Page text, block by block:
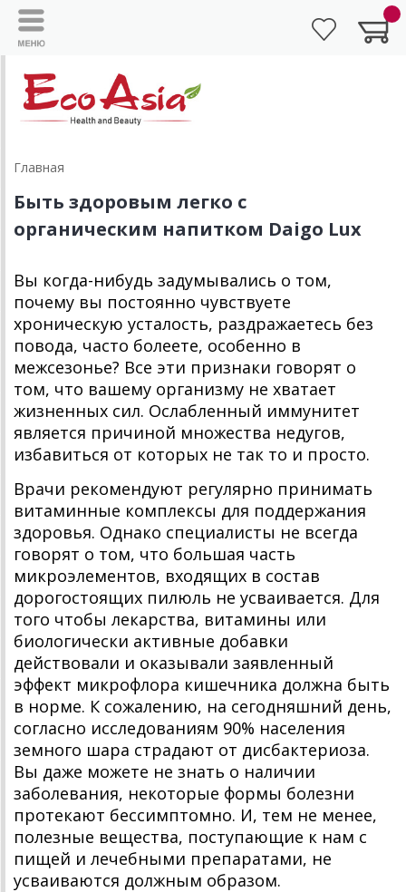
Главная
Быть здоровым легко с
органическим напитком Daigo Lux
Вы когда-нибудь задумывались о том,
почему вы постоянно чувствуете
хроническую усталость, раздражаетесь без
повода, часто болеете, особенно в
межсезонье? Все эти признаки говорят о
том, что вашему организму не хватает
жизненных сил. Ослабленный иммунитет
является причиной множества недугов,
избавиться от которых не так то и просто.
Врачи рекомендуют регулярно принимать
витаминные комплексы для поддержания
здоровья. Однако специалисты не всегда
говорят о том, что большая часть
микроэлементов, входящих в состав
дорогостоящих пилюль не усваивается. Для
того чтобы лекарства, витамины или
биологически активные добавки
действовали и оказывали заявленный
эффект микрофлора кишечника должна быть
в норме. К сожалению, на сегодняшний день,
согласно исследованиям 90% населения
земного шара страдают от дисбактериоза.
Вы даже можете не знать о наличии
заболевания, некоторые формы болезни
протекают бессимптомно. И, тем не менее,
полезные вещества, поступающие к нам с
пищей и лечебными препаратами, не
усваиваются должным образом.